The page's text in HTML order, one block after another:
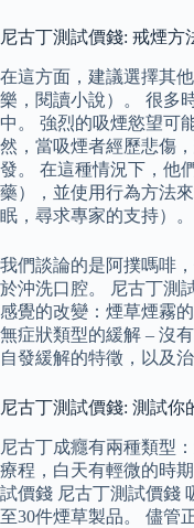
尼古丁測試價錢: 戒煙方
在這方面，建議選擇其
樂，閱讀小說）。 很多
中。 強烈的吸煙慾望可
然，當吸煙者經歷悲傷
發。 在這種情況下，他
藥），並使用行為方法
眠，尋求專家的支持）。
我們談論的是阿撲嗎啡
於沖洗口腔。 尼古丁測
感覺的改變：煙草煙霧
無症狀類型的緩解 – 沒
自發緩解的特徵，以及
尼古丁測試價錢: 測試你
尼古丁成癮有兩種類型
療程，白天有輕微的時
試價錢 尼古丁測試價錢
至30件煙草製品。 儘管